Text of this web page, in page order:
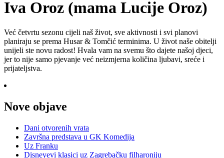
Iva Oroz (mama Lucije Oroz)
Već četvrtu sezonu cijeli naš život, sve aktivnosti i svi planovi
planiraju se prema Husar & Tomčić terminima. U život naše obitelji
unijeli ste novu radost! Hvala vam na svemu što dajete našoj djeci,
jer to nije samo pjevanje već neizmjerna količina ljubavi, sreće i
prijateljstva.
Nove objave
Dani otvorenih vrata
Završna predstava u GK Komedija
Uz Franku
Disneyevi klasici uz Zagrebačku filharoniju